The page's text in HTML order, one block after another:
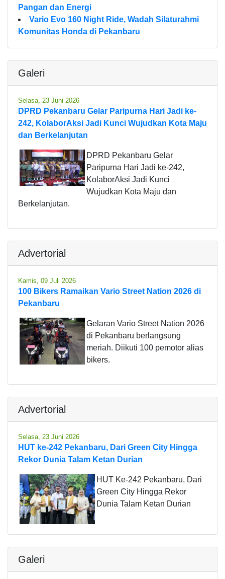
Pangan dan Energi
Vario Evo 160 Night Ride, Wadah Silaturahmi
Komunitas Honda di Pekanbaru
Galeri
Selasa, 23 Juni 2026
DPRD Pekanbaru Gelar Paripurna Hari Jadi ke-
242, KolaborAksi Jadi Kunci Wujudkan Kota Maju
dan Berkelanjutan
DPRD Pekanbaru Gelar
Paripurna Hari Jadi ke-242,
KolaborAksi Jadi Kunci
Wujudkan Kota Maju dan
Berkelanjutan.
Advertorial
Kamis, 09 Juli 2026
100 Bikers Ramaikan Vario Street Nation 2026 di
Pekanbaru
Gelaran Vario Street Nation 2026
di Pekanbaru berlangsung
meriah. Diikuti 100 pemotor alias
bikers.
Advertorial
Selasa, 23 Juni 2026
HUT ke-242 Pekanbaru, Dari Green City Hingga
Rekor Dunia Talam Ketan Durian
HUT Ke-242 Pekanbaru, Dari
Green City Hingga Rekor
Dunia Talam Ketan Durian
Galeri